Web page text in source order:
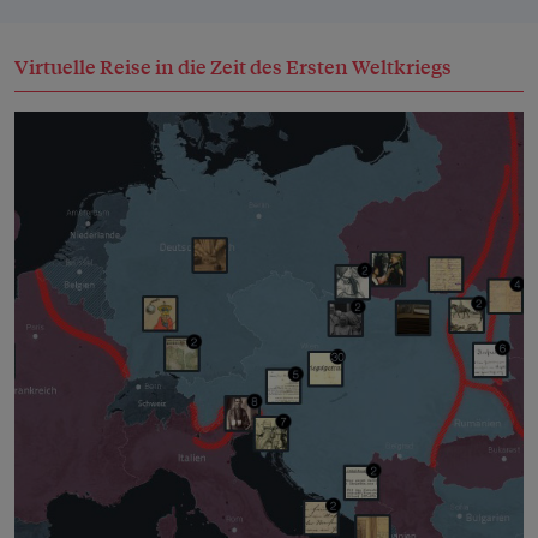
Virtuelle Reise in die Zeit des Ersten Weltkriegs